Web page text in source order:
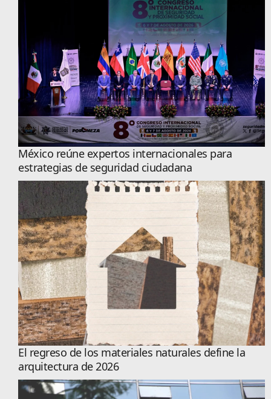
México reúne expertos internacionales para
estrategias de seguridad ciudadana
El regreso de los materiales naturales define la
arquitectura de 2026